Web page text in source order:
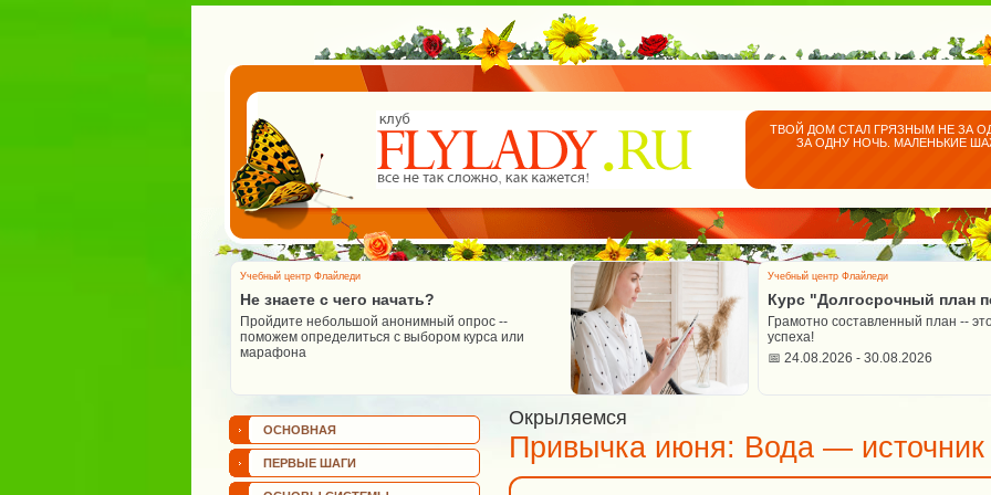
ТВОЙ ДОМ СТАЛ ГРЯЗНЫМ НЕ ЗА
ЗА ОДНУ НОЧЬ. МАЛЕНЬКИЕ
Учебный центр Флайледи
Не знаете с чего начать?
Пройдите небольшой анонимный опрос --
поможем определиться с выбором курса или
марафона
Учебный центр Флайледи
Курс "Долгосрочный план
Грамотно составленный план --
успеха!
📅 24.08.2026 - 30.08.2026
ОСНОВНАЯ
ПЕРВЫЕ ШАГИ
Окрыляемся
Привычка июня: Вода — источник